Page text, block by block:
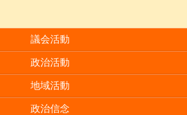
議会活動
政治活動
地域活動
政治信念